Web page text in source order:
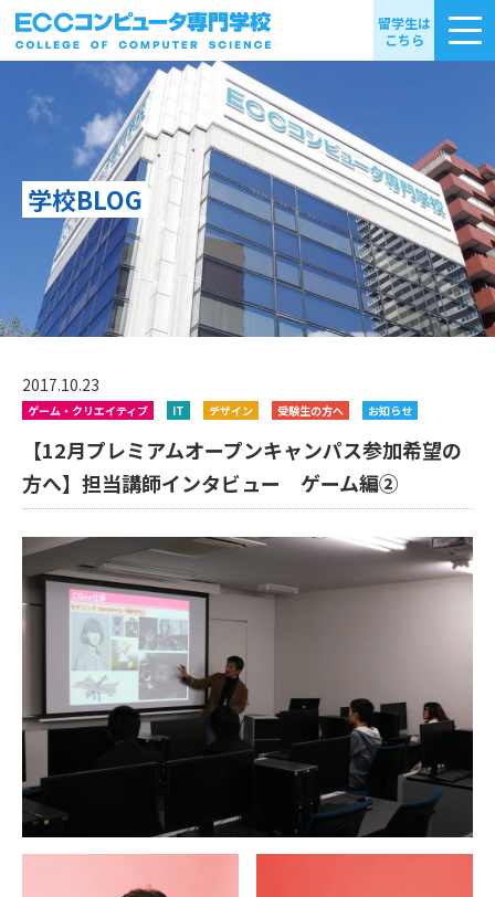
留学生は
こちら
学校BLOG
2017.10.23
ゲーム・クリエイティブ IT デザイン 受験生の方へ お知らせ
【12月プレミアムオープンキャンパス参加希望の
方へ】担当講師インタビュー ゲーム編②